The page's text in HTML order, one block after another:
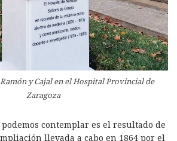
y Cajal en el Hospital Provincial de
Zaragoza
contemplar es el resultado de
llevada a cabo en 1864 por el